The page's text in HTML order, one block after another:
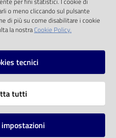
o meno cliccando sul pulsante
di più su come disabilitare i cookie
la nostraCookie Policy.
tecnici
tutti